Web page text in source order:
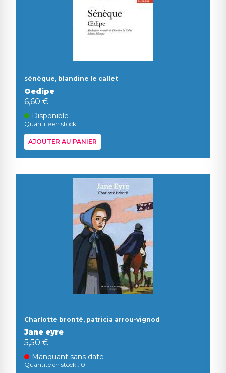
sénèque, blandine le callet
Oedipe
6,60 €
Disponible
Quantité en stock : 1
AJOUTER AU PANIER
Charlotte brontë, patricia arrou-vignod
Jane eyre
5,50 €
Manquant sans date
Quantité en stock : 0